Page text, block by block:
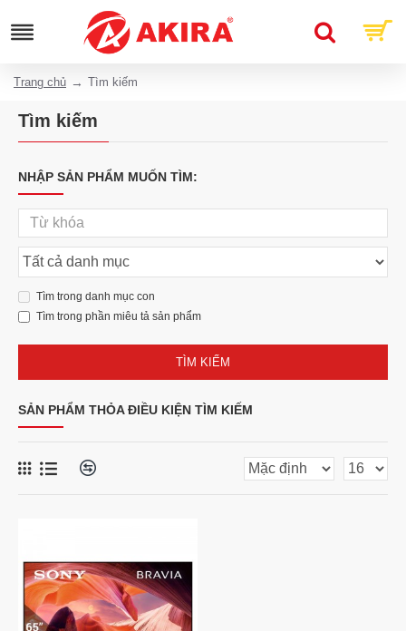
Trang chủ Tìm kiếm
Tìm kiếm
NHẬP SẢN PHẨM MUỐN TÌM:
Tìm trong danh mục con
Tìm trong phần miêu tả sản phẩm
TÌM KIẾM
SẢN PHẨM THỎA ĐIỀU KIỆN TÌM KIẾM